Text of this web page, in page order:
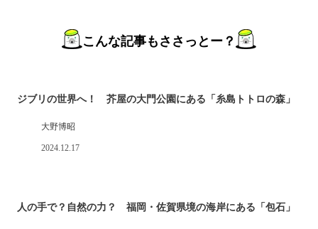
こんな記事もささっとー？
ジブリの世界へ！ 芥屋の大門公園にある「糸島トトロの森」
大野博昭
2024.12.17
人の手で？自然の力？ 福岡・佐賀県境の海岸にある「包石」